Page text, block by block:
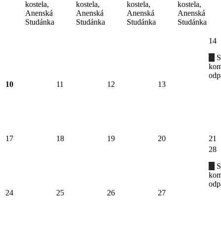
kostela,
Anenská
Studánka
kostela,
Anenská
Studánka
kostela,
Anenská
Studánka
kostela,
Anenská
Studánka
10 11 12 13
14
17 18 19 20 21
24 25 26 27
28